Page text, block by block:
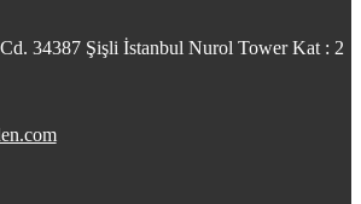
34387 Şişli İstanbul Nurol Tower Kat : 2